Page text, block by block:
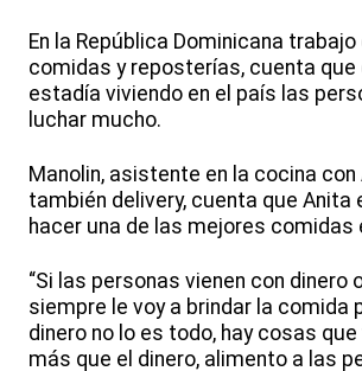
En la República Dominicana
comidas y reposterías, cuenta que
estadía viviendo en el país las
luchar mucho.
Manolin, asistente en la cocina con
también delivery, cuenta que Anita
hacer una de las mejores comidas
“Si las personas vienen con dinero
siempre le voy a brindar la comida
dinero no lo es todo, hay cosas
más que el dinero, alimento a las